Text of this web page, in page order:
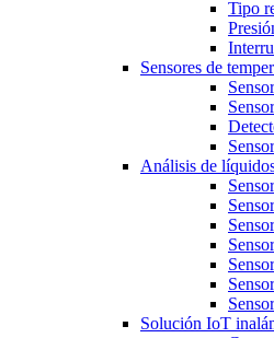
Tipo
Sensores de
Análisis de
Solución IoT